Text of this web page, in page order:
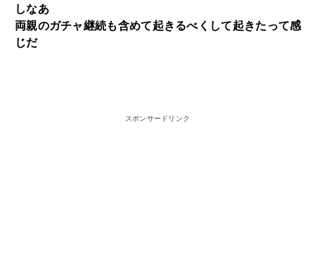
しなあ
両親のガチャ継続も含めて起きるべくして起きたって感
じだ
スポンサードリンク